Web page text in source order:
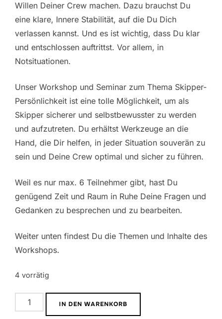
Willen Deiner Crew machen. Dazu brauchst Du
eine klare, Innere Stabilität, auf die Du Dich
verlassen kannst. Und es ist wichtig, dass Du klar
und entschlossen auftrittst. Vor allem, in
Notsituationen.
Unser Workshop und Seminar zum Thema Skipper-
Persönlichkeit ist eine tolle Möglichkeit, um als
Skipper sicherer und selbstbewusster zu werden
und aufzutreten. Du erhältst Werkzeuge an die
Hand, die Dir helfen, in jeder Situation souverän zu
sein und Deine Crew optimal und sicher zu führen.
Weil es nur max. 6 Teilnehmer gibt, hast Du
genügend Zeit und Raum in Ruhe Deine Fragen und
Gedanken zu besprechen und zu bearbeiten.
Weiter unten findest Du die Themen und Inhalte des
Workshops.
4 vorrätig
Skipper
Persönlichkeit
IN DEN WARENKORB